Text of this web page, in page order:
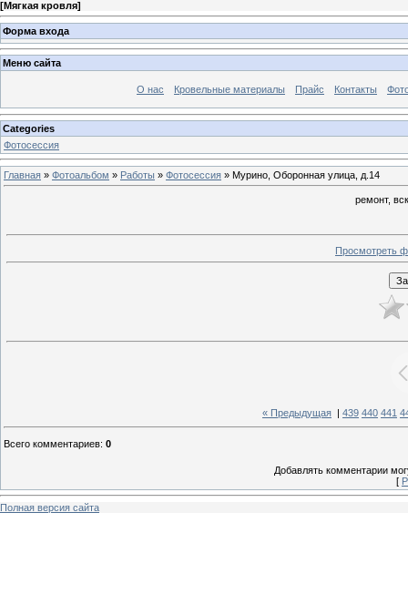
[Мягкая кровля]
Форма входа
Меню сайта
О нас Кровельные материалы Прайс Контакты
Categories
Фотосессия
Главная » Фотоальбом » Работы » Фотосессия » Мурино, Оборонная улица, д.14
ремонт,
Просмотреть
« Предыдущая 439 440 441
Всего комментариев: 0
Добавлять комментарии
[
Полная версия сайта